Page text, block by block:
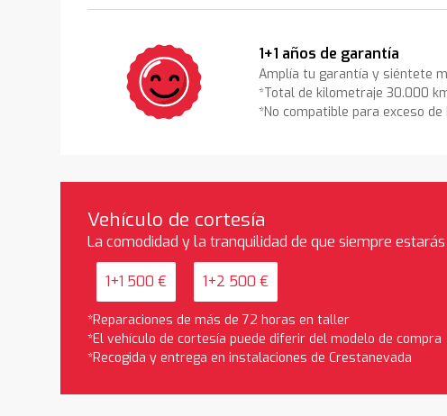
1+1 años de garantía
Amplía tu garantía y siéntete
*Total de kilometraje 30.000
*No compatible para exceso
Vehículo de cortesía
La comodidad y la tranquilidad de que siempre
1+1 500 € 1+2 500 €
*Reparaciones de más de 72 horas en taller
*El vehículo de cortesía puede diferir del modelo de compra
*Recogida y entrega en instalaciones de Crestanevada